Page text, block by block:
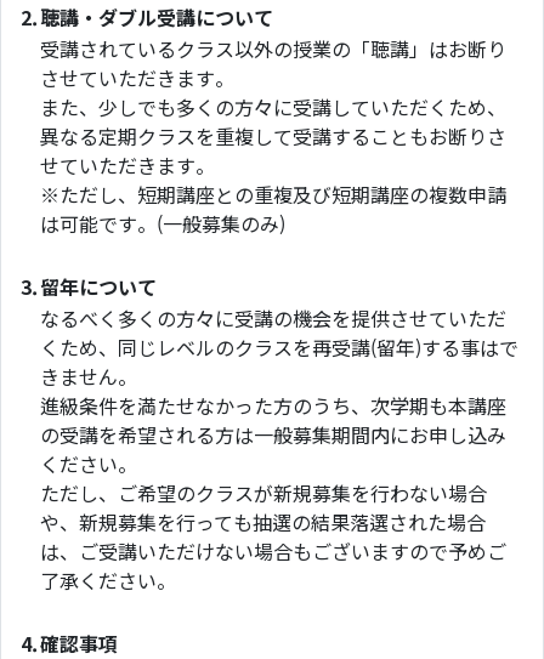
2.聴講・ダブル受講について
受講されているクラス以外の授業の「聴講」はお断り
させていただきます。
また、少しでも多くの方々に受講していただくため、
異なる定期クラスを重複して受講することもお断りさ
せていただきます。
※ただし、短期講座との重複及び短期講座の複数申請
は可能です。(一般募集のみ)
3.留年について
なるべく多くの方々に受講の機会を提供させていただ
くため、同じレベルのクラスを再受講(留年)する事はで
きません。
進級条件を満たせなかった方のうち、次学期も本講座
の受講を希望される方は一般募集期間内にお申し込み
ください。
ただし、ご希望のクラスが新規募集を行わない場合
や、新規募集を行っても抽選の結果落選された場合
は、ご受講いただけない場合もございますので予めご
了承ください。
4.確認事項